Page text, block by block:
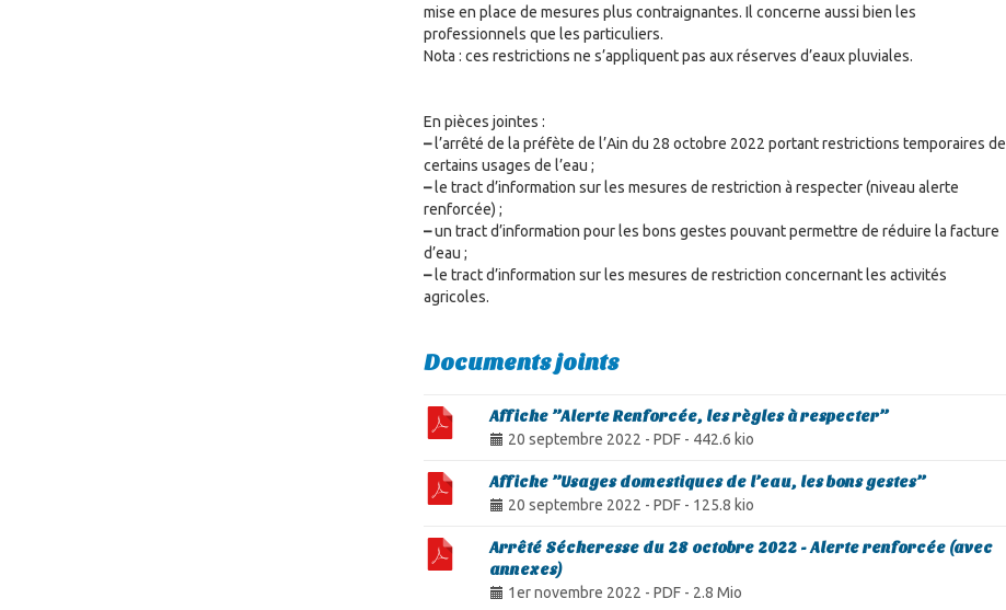
mise en place de mesures plus contraignantes. Il concerne aussi bien les
professionnels que les particuliers.
Nota : ces restrictions ne s’appliquent pas aux réserves d’eaux pluviales.
En pièces jointes :
–l’arrêté de la préfète de l’Ain du 28 octobre 2022 portant restrictions temporaires de
certains usages de l’eau ;
–le tract d’information sur les mesures de restriction à respecter (niveau alerte
renforcée) ;
–un tract d’information pour les bons gestes pouvant permettre de réduire la facture
d’eau ;
–le tract d’information sur les mesures de restriction concernant les activités
agricoles.
Documents joints
Affiche ’’Alerte Renforcée, les règles à respecter’’
20 septembre 2022 - PDF - 442.6 kio
Affiche ’’Usages domestiques de l’eau, les bons gestes’’
20 septembre 2022 - PDF - 125.8 kio
Arrêté Sécheresse du 28 octobre 2022 - Alerte renforcée (avec
annexes)
1er novembre 2022 - PDF - 2.8 Mio